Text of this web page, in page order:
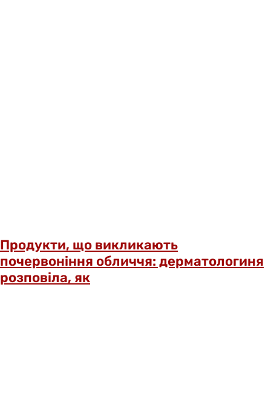
Продукти, що викликають
почервоніння обличчя: дерматологиня
розповіла, як